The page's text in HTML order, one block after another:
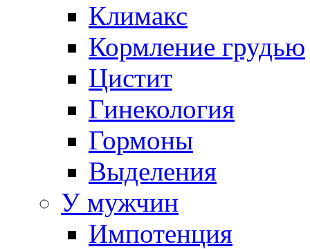
Климакс
Кормление грудью
Цистит
Гинекология
Гормоны
Выделения
У мужчин
Импотенция